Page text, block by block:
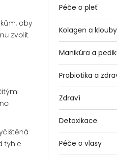
aby
zvolit
tyhle
Péče o pleť
Kolagen a klouby
Manikúra a
Probiotika a
Zdraví
Detoxikace
Péče o vlasy